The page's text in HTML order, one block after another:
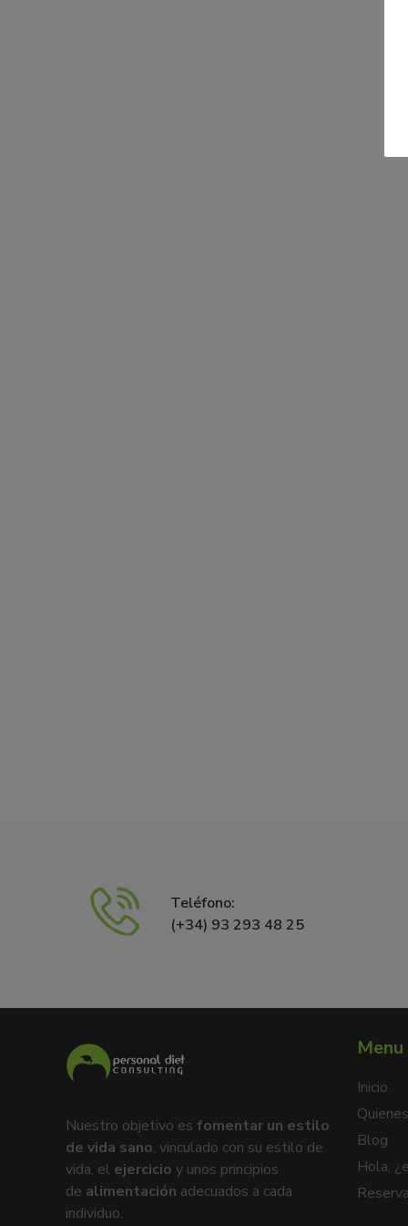
Teléfono:
(+34) 93 293 48 25
Nuestro objetivo es fomentar un estilo
de vida sano, vinculado con su estilo de
vida, el ejercicio y unos principios
de alimentación adecuados a cada
individuo.
Inicio
Blog
Hola,